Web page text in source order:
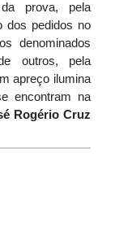
da prova, pela
dos pedidos no
denominados
outros, pela
apreço ilumina
encontram na
Rogério Cruz